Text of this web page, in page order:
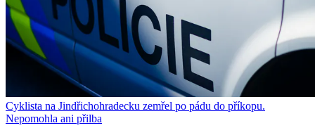
Cyklista na Jindřichohradecku zemřel po pádu do příkopu.
Nepomohla ani přilba